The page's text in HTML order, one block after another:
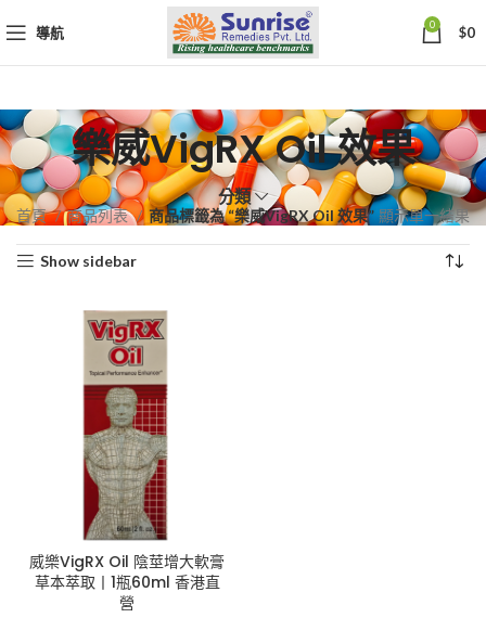
導航 0 $0
樂威VigRX Oil 效果
分類
首頁 商品列表 商品標籤為 “樂威VigRX Oil 效果” 顯示單一結果
Show sidebar
威樂VigRX Oil 陰莖增大軟膏
草本萃取丨1瓶60ml 香港直
營